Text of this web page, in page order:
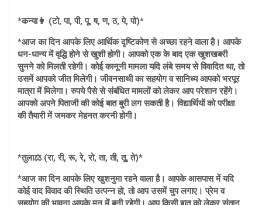
*कन्या👩 (टो, पा, पी, पू, ष, ण, ठ, पे, पो)*
*आज का दिन आपके लिए आर्थिक दृष्टिकोण से अच्छा रहने वाला है। आपके
धन-धान्य में वृद्धि होने से खुशी होगी। आपको एक के बाद एक खुशखबरी
सुनने को मिलती रहेगी। कोई कानूनी मामला यदि लंबे समय से विवादित था, तो
उसमें आपको जीत मिलेगी। जीवनसाथी का सहयोग व सानिध्य आपको भरपूर
मात्रा में मिलेगा। रुपये पैसे से संबंधित मामलों को लेकर आप परेशान रहेंगे।
आपको अपने पिताजी की कोई बात बुरी लग सकती है। विद्यार्थियों को परीक्षा
की तैयारी में जमकर मेहनत करनी होगी।
*तुला⚖️ (रा, री, रू, रे, रो, ता, ती, तू, ते)*
*आज का दिन आपके लिए खुशनुमा रहने वाला है। आपके आसपास में यदि
कोई वाद विवाद की स्थिति उत्पन्न हो, तो आप उसमें चुप लगाए। प्रेम व